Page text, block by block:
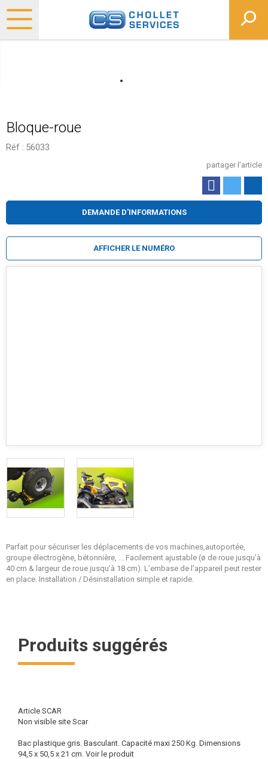
Bloque-roue
Réf : 56033
partager l'article
Parfait pour sécuriser les déplacements de vos machines,autoportée,
groupe électrogène, bétonnière, ... Facilement ajustable (ø de roue jusqu’à
40 cm & largeur de roue jusqu’à 18 cm). L’embase de l’appareil peut rester
en place. Installation / Désinstallation simple et rapide.
DEMANDE D'INFORMATIONS
AFFICHER LE NUMÉRO
Produits suggérés
Article SCAR
Non visible site Scar
Bac plastique gris. Basculant. Capacité maxi 250 Kg. Dimensions
94,5 x 50,5 x 21 cm. Voir le produit